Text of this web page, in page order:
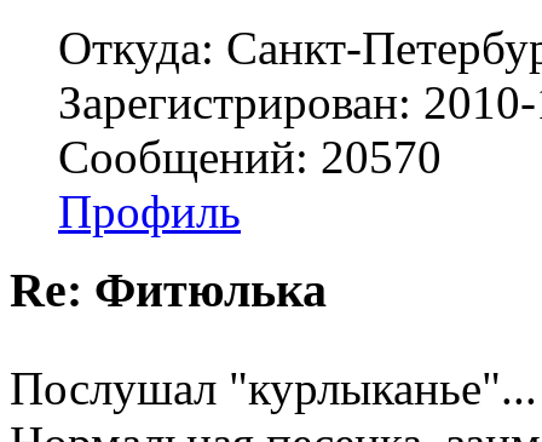
Откуда: Санкт-
Зарегистрирован:
Сообщений: 20570
Профиль
Re: Фитюлька
Послушал